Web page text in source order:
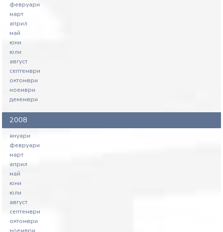
февруари
март
април
май
юни
юли
август
септември
октомври
ноември
декември
2008
януари
февруари
март
април
май
юни
юли
август
септември
октомври
ноември